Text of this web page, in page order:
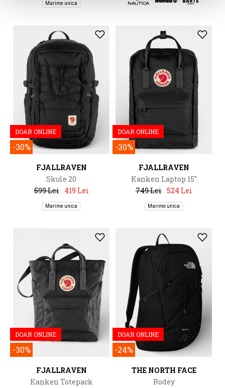
Marime unica
DOAR ONLINE
-30%
FJALLRAVEN
Skule 20
599 Lei
419 Lei
Marime unica
DOAR ONLINE
-30%
FJALLRAVEN
Kanken Laptop 15"
749 Lei 524 Lei
Marime unica
DOAR ONLINE
-30%
FJALLRAVEN
Kanken Totepack
DOAR ONLINE
-24%
THE NORTH FACE
Rodey